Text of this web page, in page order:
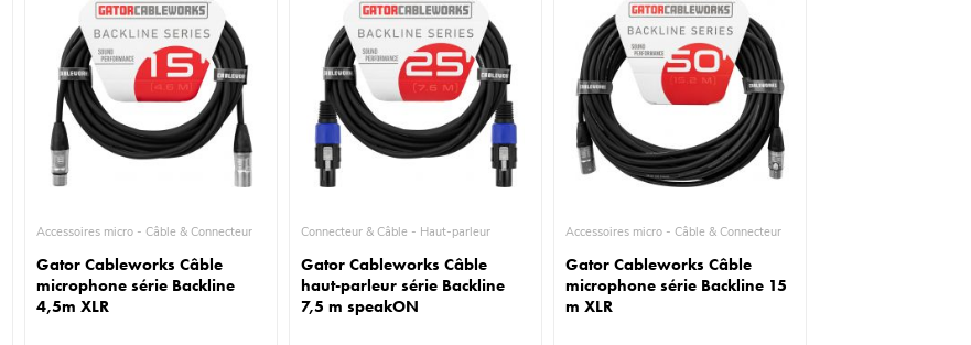
Accessoires micro - Câble & Connecteur
Gator Cableworks Câble
microphone série Backline
4,5m XLR
Connecteur & Câble - Haut-parleur
Gator Cableworks Câble
haut-parleur série Backline
7,5 m speakON
Accessoires micro - Câble & Connecteur
Gator Cableworks Câble
microphone série Backline 15
m XLR